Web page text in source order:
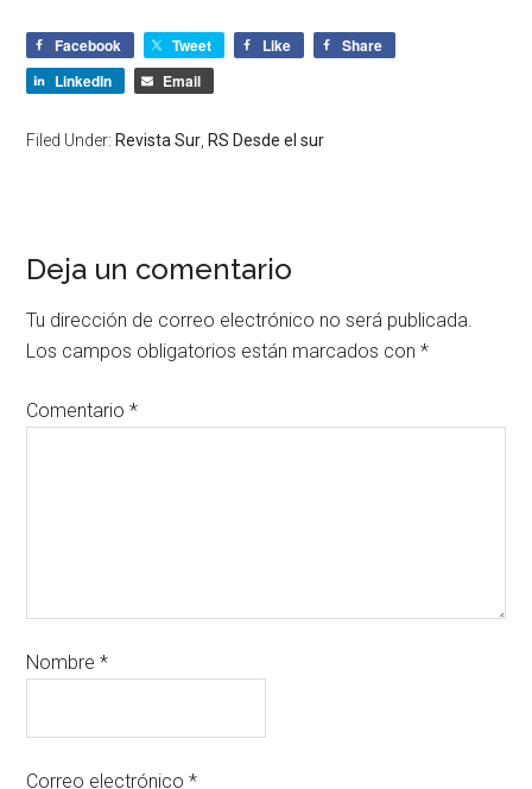
Facebook Tweet Like
Share
LinkedIn
Email
Filed Under: Revista Sur RS Desde el sur
Deja un comentario
Tu dirección de correo electrónico no será publicada.
Los campos obligatorios están marcados con*
Comentario*
Nombre*
Correo electrónico*